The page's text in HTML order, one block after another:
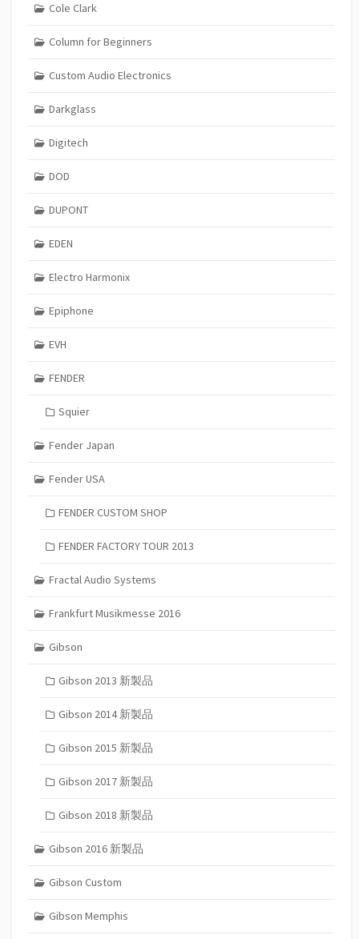
Cole Clark
Column for Beginners
Custom Audio Electronics
Darkglass
Digitech
DOD
DUPONT
EDEN
Electro Harmonix
Epiphone
EVH
FENDER
Squier
Fender Japan
Fender USA
FENDER CUSTOM SHOP
FENDER FACTORY TOUR 2013
Fractal Audio Systems
Frankfurt Musikmesse 2016
Gibson
Gibson 2013 新製品
Gibson 2014 新製品
Gibson 2015 新製品
Gibson 2017 新製品
Gibson 2018 新製品
Gibson 2016 新製品
Gibson Custom
Gibson Memphis